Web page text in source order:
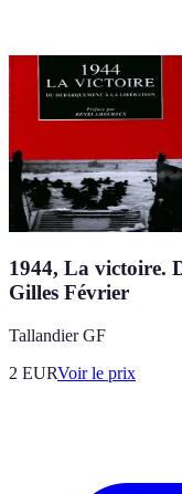
1944, La victoire.
Gilles Février
Tallandier GF
2 EURVoir le prix